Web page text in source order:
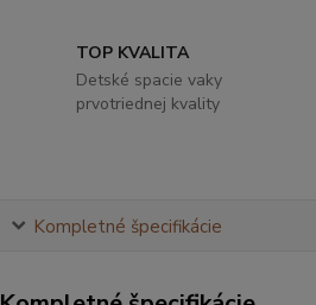
TOP KVALITA
Detské spacie vaky
prvotriednej kvality
Kompletné špecifikácie